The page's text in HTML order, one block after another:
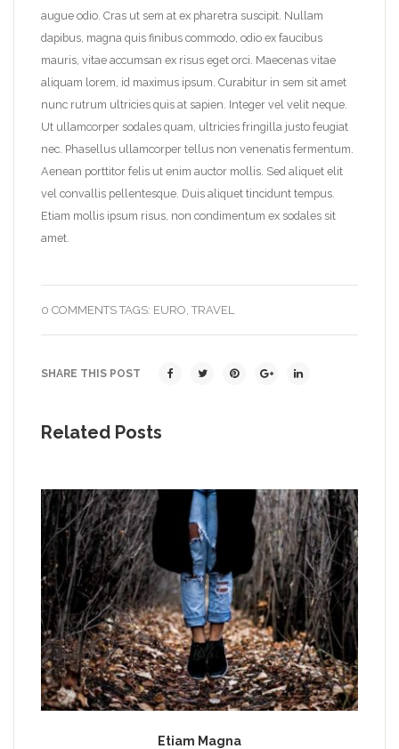
augue odio. Cras ut sem at ex pharetra suscipit. Nullam
dapibus, magna quis finibus commodo, odio ex faucibus
mauris, vitae accumsan ex risus eget orci. Maecenas vitae
aliquam lorem, id maximus ipsum. Curabitur in sem sit amet
nunc rutrum ultricies quis at sapien. Integer vel velit neque.
Ut ullamcorper sodales quam, ultricies fringilla justo feugiat
nec. Phasellus ullamcorper tellus non venenatis fermentum.
Aenean porttitor felis ut enim auctor mollis. Sed aliquet elit
vel convallis pellentesque. Duis aliquet tincidunt tempus.
Etiam mollis ipsum risus, non condimentum ex sodales sit
amet.
0 COMMENTS TAGS: EURO TRAVEL
SHARE THIS POST
Related Posts
Etiam Magna